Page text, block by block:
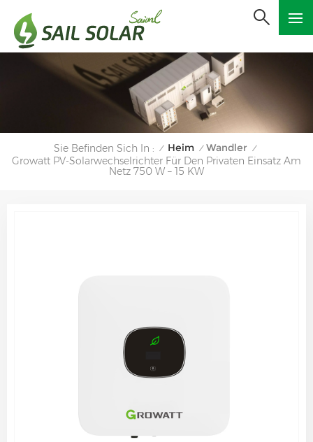
Sie Befinden Sich In : / Heim / Wandler /
Growatt PV-Solarwechselrichter Für Den Privaten Einsatz Am
Netz 750 W – 15 KW